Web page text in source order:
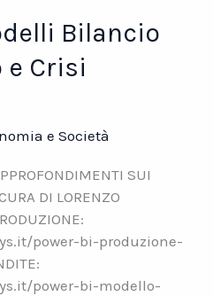
Bilancio
Crisi
e Società
SUI
DI LORENZO
power-bi-produzione-
power-bi-modello-